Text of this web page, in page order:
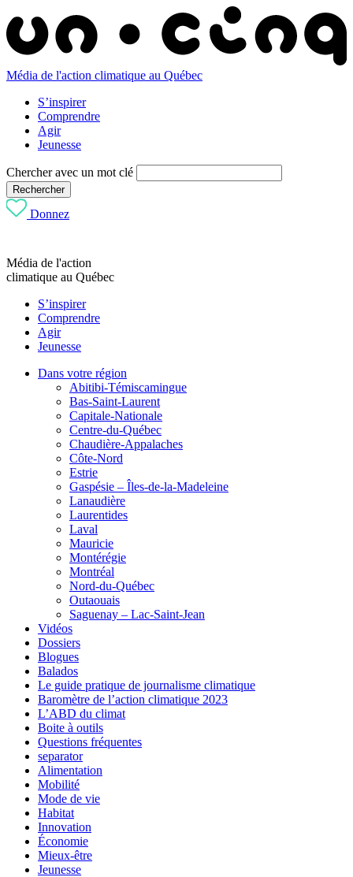
Média de l'action climatique au Québec
S’inspirer
Comprendre
Agir
Jeunesse
Chercher avec un mot clé
Rechercher
Donnez
Média de l'action
climatique au Québec
S’inspirer
Comprendre
Agir
Jeunesse
Dans votre région
Abitibi-Témiscamingue
Bas-Saint-Laurent
Capitale-Nationale
Centre-du-Québec
Chaudière-Appalaches
Côte-Nord
Estrie
Gaspésie – Îles-de-la-Madeleine
Lanaudière
Laurentides
Laval
Mauricie
Montérégie
Montréal
Nord-du-Québec
Outaouais
Saguenay – Lac-Saint-Jean
Vidéos
Dossiers
Blogues
Balados
Le guide pratique de journalisme climatique
Baromètre de l’action climatique 2023
L’ABD du climat
Boite à outils
Questions fréquentes
separator
Alimentation
Mobilité
Mode de vie
Habitat
Innovation
Économie
Mieux-être
Jeunesse